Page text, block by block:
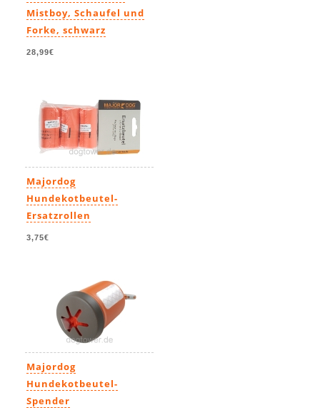
Mistboy, Schaufel und
Forke, schwarz
28,99€
Majordog
Hundekotbeutel-
Ersatzrollen
3,75€
Majordog
Hundekotbeutel-
Spender